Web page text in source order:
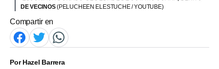
DE VECINOS(PELUCHEEN ELESTUCHE / YOUTUBE)
Compartir en
PorHazel Barrera